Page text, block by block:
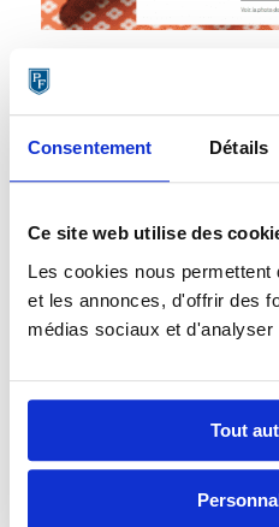
Consentement Détails
Ce site web utilise des
Les cookies nous
et les annonces, d'offrir des
médias sociaux et d'analyser
Tout
Les internautes disposent
recherche de recettes pour